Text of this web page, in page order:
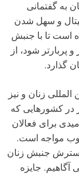
به گفتمانی
و سهل شدن
است تا با جنبش
پربارتر شود، از
گذارد.
زنان و نیز
در کشورهایی که
برای فعالان
مواجه است.
جنبش زنان
آگاهیم. جایزه